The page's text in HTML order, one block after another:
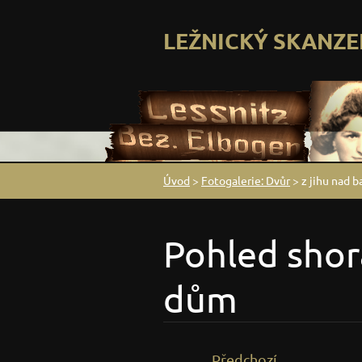
LEŽNICKÝ
Úvod > Fotogalerie: Dvůr > z jihu nad
Pohled
dům